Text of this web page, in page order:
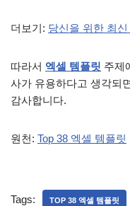
더보기: 당신을 위한 최신
따라서 엑셀 템플릿 주제
사가 유용하다고 생각되
감사합니다.
원천: Top 38 엑셀 템플릿
Tags: TOP 38 엑셀 템플릿